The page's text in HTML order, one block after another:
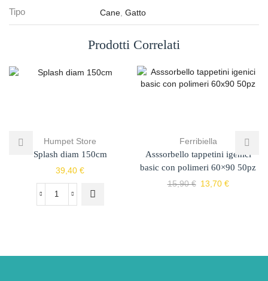
Tipo Cane, Gatto
Prodotti Correlati
Humpet Store
Splash diam 150cm
39,40 €
Ferribiella
Asssorbello tappetini igenici
basic con polimeri 60×90 50pz
15,90€ 13,70 €